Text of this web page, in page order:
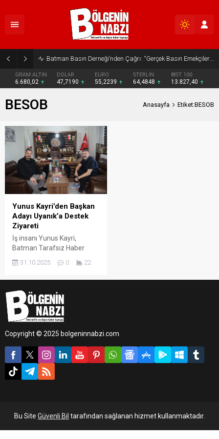
Batman Basın Derneği’nden Çağrı: “Gerçek Basın Emekçileri Desteklenmeli”
GRAM ALTIN
6.680,02
DOLAR
47,7190
EURO
55,2239
STERLİN
64,4848
BIST 100
13.827,40
BESOB Anasayfa Etiket:BESOB
Yunus Kayri’den Başkan
Adayı Uyanık’a Destek
Ziyareti
İş insanı Yunus Kayri,
Batman Tarafsız Haber
gazetenin İmtiyaz Sahibi ve
Adayı Cebrail Uyanık ile bir
araya geldi.
31.10.2025 0 22
Copyright © 2025 bolgeninnabzi.com
Bu Site Güvenli Bil tarafından sağlanan hizmet kullanmaktadır.